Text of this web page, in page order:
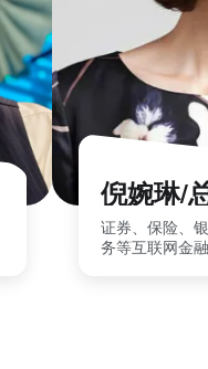
倪婉琳/
证券、保险、
务等互联网金